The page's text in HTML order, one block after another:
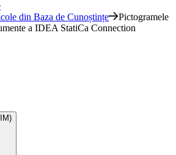
din Baza de Cunoștințe
Pictogramele
a IDEA StatiCa Connection